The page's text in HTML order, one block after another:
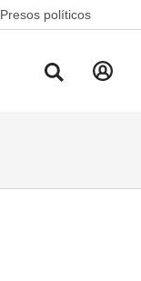
Presos políticos